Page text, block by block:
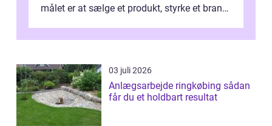
målet er at sælge et produkt, styrke et brand,
03 juli 2026
Anlægsarbejde ringkøbing sådan
får du et holdbart resultat